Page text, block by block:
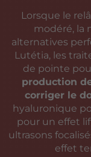
Lorsque le
modéré, la
alternatives
Lutétia, les
de pointe
production
corriger le
hyaluronique
pour un effet
ultrasons
effet